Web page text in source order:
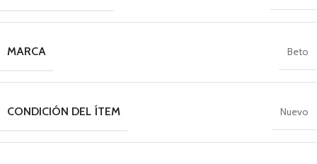
MARCA Beto
CONDICIÓN DEL ÍTEM Nuevo